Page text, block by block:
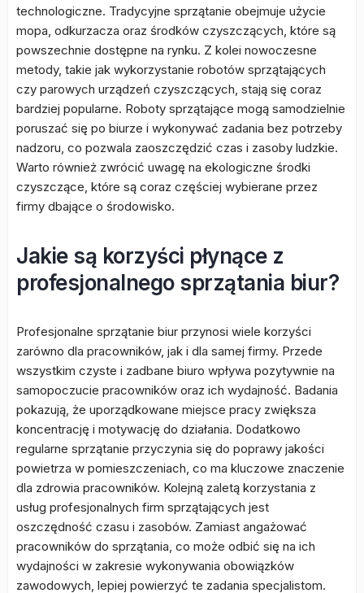
technologiczne. Tradycyjne sprzątanie obejmuje użycie
mopa, odkurzacza oraz środków czyszczących, które są
powszechnie dostępne na rynku. Z kolei nowoczesne
metody, takie jak wykorzystanie robotów sprzątających
czy parowych urządzeń czyszczących, stają się coraz
bardziej popularne. Roboty sprzątające mogą samodzielnie
poruszać się po biurze i wykonywać zadania bez potrzeby
nadzoru, co pozwala zaoszczędzić czas i zasoby ludzkie.
Warto również zwrócić uwagę na ekologiczne środki
czyszczące, które są coraz częściej wybierane przez
firmy dbające o środowisko.
Jakie są korzyści płynące z
profesjonalnego sprzątania biur?
Profesjonalne sprzątanie biur przynosi wiele korzyści
zarówno dla pracowników, jak i dla samej firmy. Przede
wszystkim czyste i zadbane biuro wpływa pozytywnie na
samopoczucie pracowników oraz ich wydajność. Badania
pokazują, że uporządkowane miejsce pracy zwiększa
koncentrację i motywację do działania. Dodatkowo
regularne sprzątanie przyczynia się do poprawy jakości
powietrza w pomieszczeniach, co ma kluczowe znaczenie
dla zdrowia pracowników. Kolejną zaletą korzystania z
usług profesjonalnych firm sprzątających jest
oszczędność czasu i zasobów. Zamiast angażować
pracowników do sprzątania, co może odbić się na ich
wydajności w zakresie wykonywania obowiązków
zawodowych, lepiej powierzyć te zadania specjalistom.